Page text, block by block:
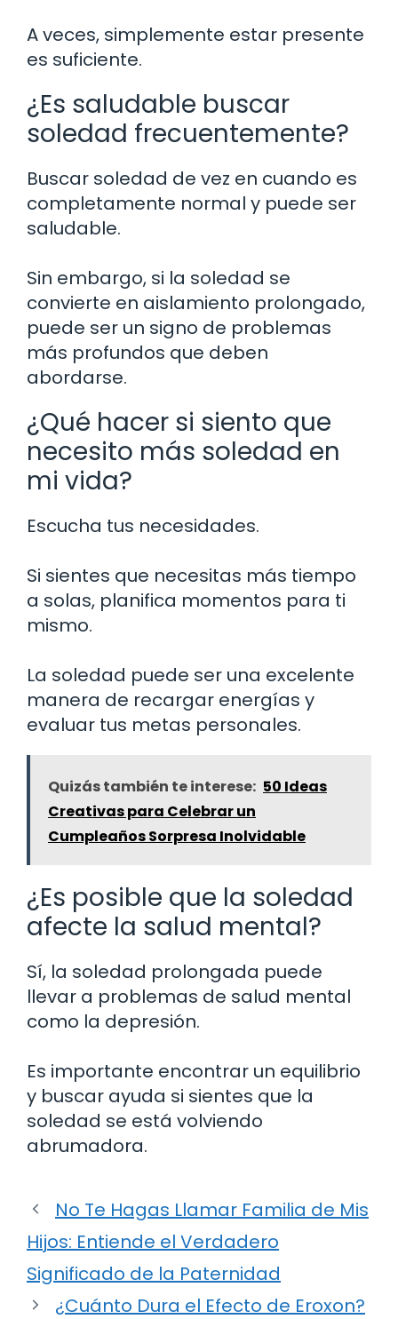
A veces, simplemente estar presente
es suficiente.
¿Es saludable buscar
soledad frecuentemente?
Buscar soledad de vez en cuando es
completamente normal y puede ser
saludable.
Sin embargo, si la soledad se
convierte en aislamiento prolongado,
puede ser un signo de problemas
más profundos que deben
abordarse.
¿Qué hacer si siento que
necesito más soledad en
mi vida?
Escucha tus necesidades.
Si sientes que necesitas más tiempo
a solas, planifica momentos para ti
mismo.
La soledad puede ser una excelente
manera de recargar energías y
evaluar tus metas personales.
Quizás también te interese: 50 Ideas
Creativas para Celebrar un
Cumpleaños Sorpresa Inolvidable
¿Es posible que la soledad
afecte la salud mental?
Sí, la soledad prolongada puede
llevar a problemas de salud mental
como la depresión.
Es importante encontrar un equilibrio
y buscar ayuda si sientes que la
soledad se está volviendo
abrumadora.
No Te Hagas Llamar Familia de Mis
Hijos: Entiende el Verdadero
Significado de la Paternidad
¿Cuánto Dura el Efecto de Eroxon?